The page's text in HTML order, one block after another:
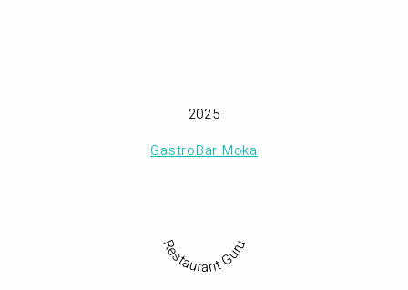
2025
GastroBar Moka
Restaurant Guru